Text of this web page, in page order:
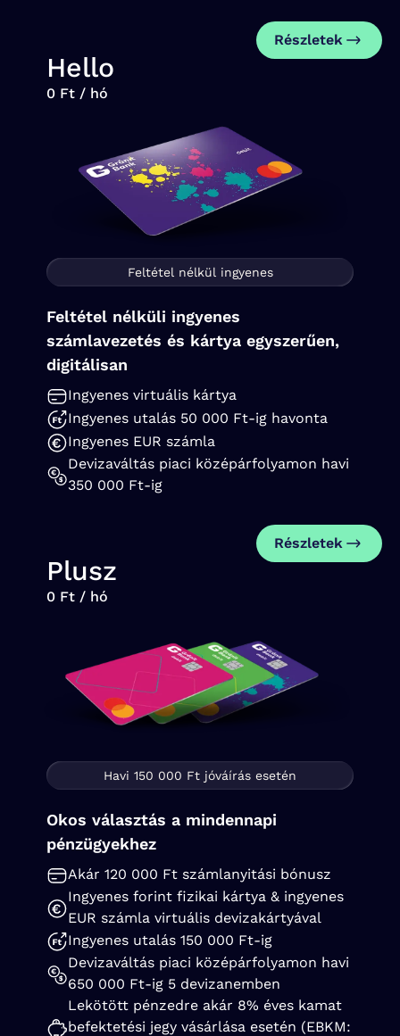
Hello
0 Ft / hó
Feltétel nélkül ingyenes
Feltétel nélküli ingyenes
számlavezetés és kártya egyszerűen,
digitálisan
Ingyenes virtuális kártya
Ingyenes utalás 50 000 Ft-ig havonta
Ingyenes EUR számla
Devizaváltás piaci középárfolyamon havi
350 000 Ft-ig
Részletek
Plusz
0 Ft / hó
Havi 150 000 Ft jóváírás esetén
Okos választás a mindennapi
pénzügyekhez
Akár 120 000 Ft számlanyitási bónusz
Ingyenes forint fizikai kártya & ingyenes
EUR számla virtuális devizakártyával
Ingyenes utalás 150 000 Ft-ig
Devizaváltás piaci középárfolyamon havi
650 000 Ft-ig 5 devizanemben
Lekötött pénzedre akár 8% éves kamat
befektetési jegy vásárlása esetén (EBKM:
Részletek